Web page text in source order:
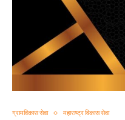
ग्रामविकास सेवा महाराष्ट्र विकास सेवा